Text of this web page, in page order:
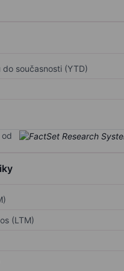
současnosti (YTD)
(LTM)